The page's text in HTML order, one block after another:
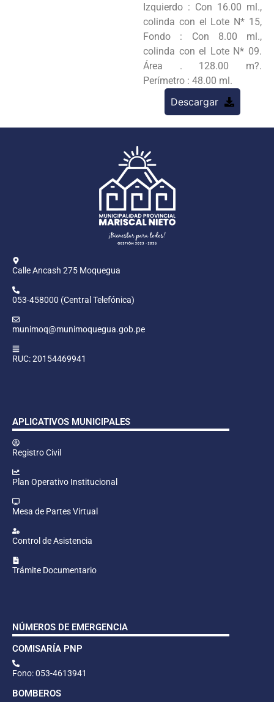
Izquierdo : Con 16.00 ml.,
colinda con el Lote N* 15,
Fondo : Con 8.00 ml.,
colinda con el Lote N* 09.
Área . 128.00 m?.
Perímetro : 48.00 ml.
Descargar
Calle Ancash 275 Moquegua
053-458000 (Central Telefónica)
munimoq@munimoquegua.gob.pe
RUC: 20154469941
APLICATIVOS MUNICIPALES
Registro Civil
Plan Operativo Institucional
Mesa de Partes Virtual
Control de Asistencia
Trámite Documentario
NÚMEROS DE EMERGENCIA
COMISARÍA PNP
Fono: 053-4613941
BOMBEROS